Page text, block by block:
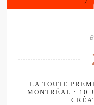
LA TOUTE
MONTRÉAL : 10